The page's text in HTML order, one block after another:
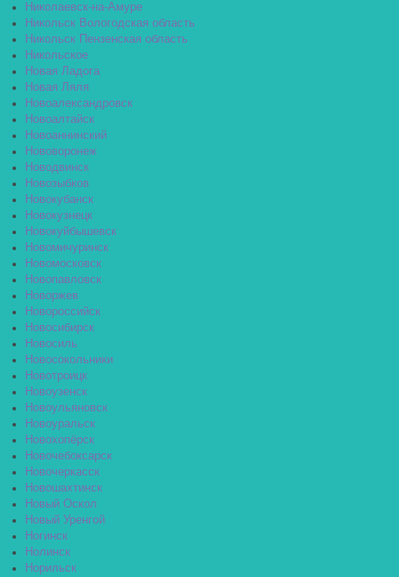
Николаевск-на-Амуре
Никольск Вологодская область
Никольск Пензенская область
Никольское
Новая Ладога
Новая Ляля
Новоалександровск
Новоалтайск
Новоаннинский
Нововоронеж
Новодвинск
Новозыбков
Новокубанск
Новокузнецк
Новокуйбышевск
Новомичуринск
Новомосковск
Новопавловск
Новоржев
Новороссийск
Новосибирск
Новосиль
Новосокольники
Новотроицк
Новоузенск
Новоульяновск
Новоуральск
Новохопёрск
Новочебоксарск
Новочеркасск
Новошахтинск
Новый Оскол
Новый Уренгой
Ногинск
Нолинск
Норильск